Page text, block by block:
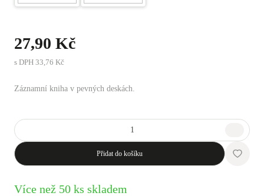
27,90 Kč
s DPH 33,76 Kč
Záznamní kniha v pevných deskách.
Přidat do košíku
Více než 50 ks skladem